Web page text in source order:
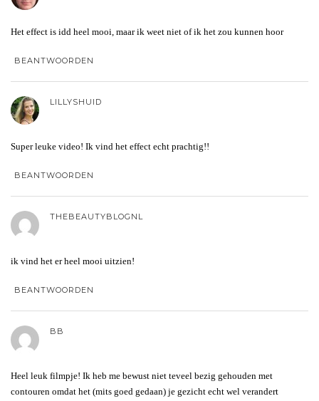
Het effect is idd heel mooi, maar ik weet niet of ik het zou kunnen hoor
BEANTWOORDEN
LILLYSHUID
Super leuke video! Ik vind het effect echt prachtig!!
BEANTWOORDEN
THEBEAUTYBLOGNL
ik vind het er heel mooi uitzien!
BEANTWOORDEN
BB
Heel leuk filmpje! Ik heb me bewust niet teveel bezig gehouden met
contouren omdat het (mits goed gedaan) je gezicht echt wel verandert